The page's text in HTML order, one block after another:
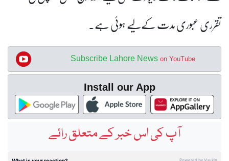
تقرری عبوری مدت کےلیے ہوئی ہے۔
Subscribe Lahore News on YouTube
Install our App
آپ کی اس خبر کے متعلق رائے